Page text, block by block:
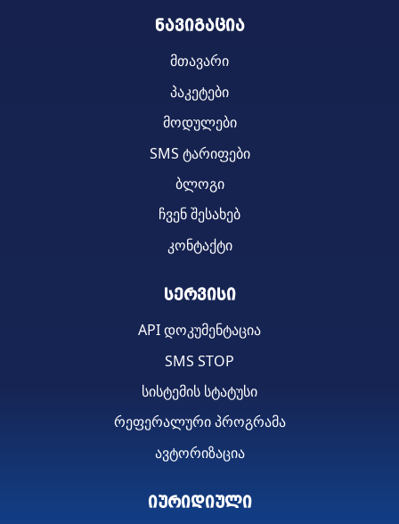
ნავიგაცია
მთავარი
პაკეტები
მოდულები
SMS ტარიფები
ბლოგი
ჩვენ შესახებ
კონტაქტი
სერვისი
API დოკუმენტაცია
SMS STOP
სისტემის სტატუსი
რეფერალური პროგრამა
ავტორიზაცია
იურიდიული